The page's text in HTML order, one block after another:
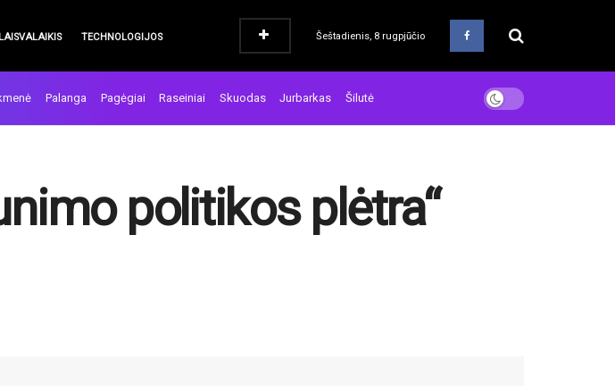
LAISVALAIKIS TECHNOLOGIJOS Šeštadienis, 8 rugpjūčio
Palanga Pagėgiai Raseiniai Skuodas Jurbarkas Šilutė
politikos plėtra“